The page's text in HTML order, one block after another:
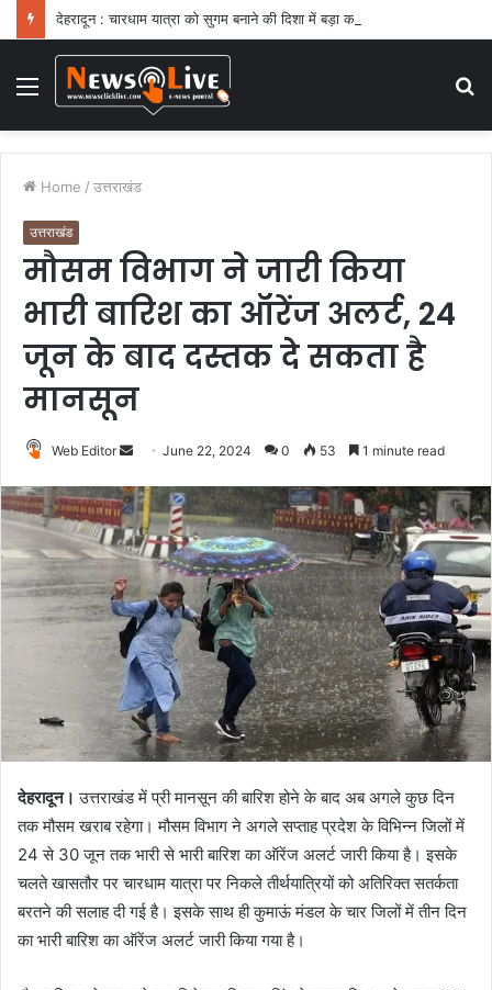
देहरादून : चारधाम यात्रा को सुगम बनाने की दिशा में बड़ा कदम
Menu
Home / उत्तराखंड
उत्तराखंड
मौसम विभाग ने जारी किया
भारी बारिश का ऑरेंज अलर्ट, 24
जून के बाद दस्तक दे सकता है
मानसून
Web Editor
n
d
a
n
e
m
a
i
l
June 22, 2024 0 53 1 minute read
देहरादून।उत्तराखंड में प्री मानसून की बारिश होने के बाद अब अगले कुछ दिन
तक मौसम खराब रहेगा। मौसम विभाग ने अगले सप्ताह प्रदेश के विभिन्न जिलों में
24 से 30 जून तक भारी से भारी बारिश का ऑरेंज अलर्ट जारी किया है। इसके
चलते खासतौर पर चारधाम यात्रा पर निकले तीर्थयात्रियों को अतिरिक्त सतर्कता
बरतने की सलाह दी गई है। इसके साथ ही कुमाऊं मंडल के चार जिलों में तीन दिन
का भारी बारिश का ऑरेंज अलर्ट जारी किया गया है।